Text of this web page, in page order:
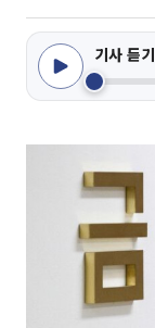
기사 듣기